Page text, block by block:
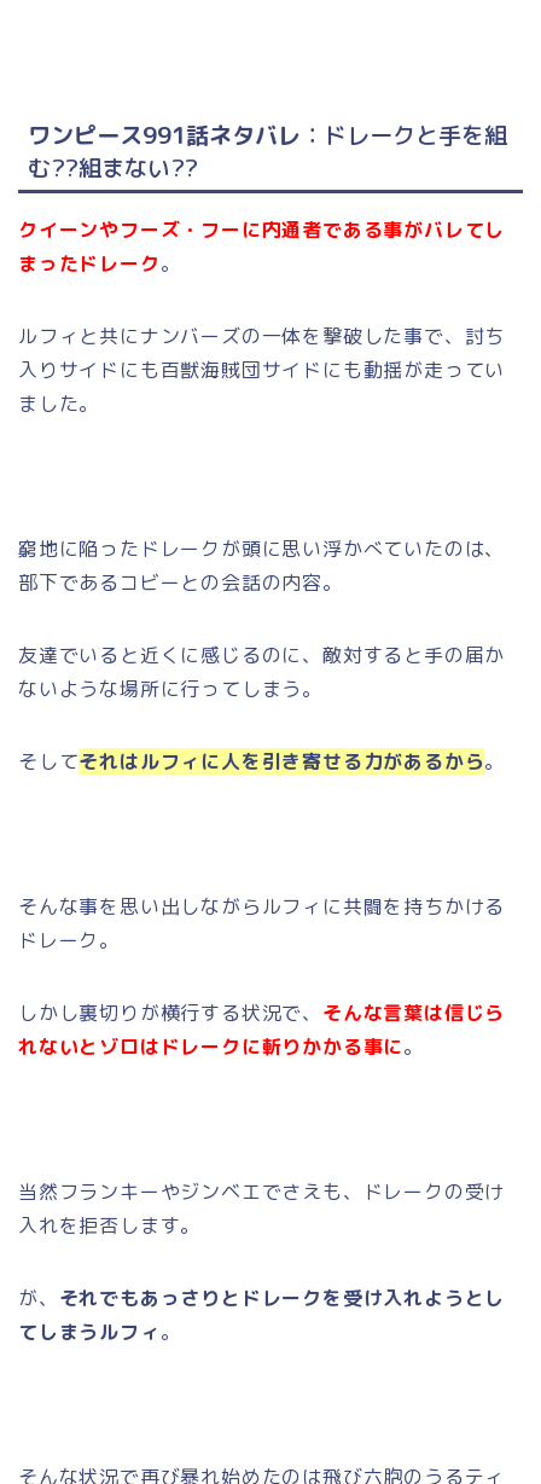
ワンピース991話ネタバレ ：ドレークと手を組
む??組まない??
クイーンやフーズ・フーに内通者である事がバレてし
まったドレーク。
ルフィと共にナンバーズの一体を撃破した事で、討ち
入りサイドにも百獣海賊団サイドにも動揺が走ってい
ました。
窮地に陥ったドレークが頭に思い浮かべていたのは、
部下であるコビーとの会話の内容。
友達でいると近くに感じるのに、敵対すると手の届か
ないような場所に行ってしまう。
そしてそれはルフィに人を引き寄せる力があるから。
そんな事を思い出しながらルフィに共闘を持ちかける
ドレーク。
しかし裏切りが横行する状況で、 そんな言葉は信じら
れないとゾロはドレークに斬りかかる事に。
当然フランキーやジンベエでさえも、ドレークの受け
入れを拒否します。
が、 それでもあっさりとドレークを受け入れようとし
てしまうルフィ。
そんな状況で再び暴れ始めたのは飛び六胞のうるティ